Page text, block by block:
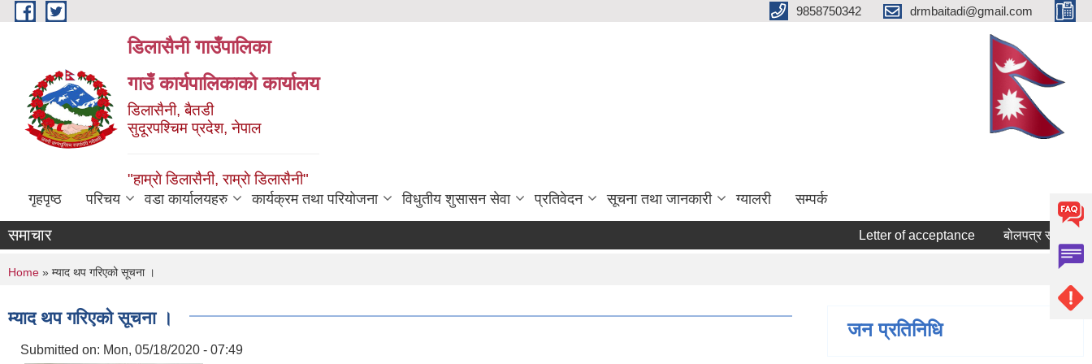
Skip to main content 9858750342 drmbaitadi@gmail.com
डिलासैनी गाउँपालिका
गाउँ कार्यपालिकाको कार्यालय
डिलासैनी, बैतडी
सुदूरपश्चिम प्रदेश, नेपाल
"हाम्राे डिलासैनी, राम्राे डिलासैनी"
गृहपृष्ठ परिचय वडा कार्यालयहरु कार्यक्रम तथा परियोजना विधुतीय शुसासन सेवा प्रतिवेदन सूचना तथा जानकारी ग्यालरी सम्पर्क
समाचार Letter of acceptance बोलपत्र स्वीकृत गर्ने
You are here
Home » म्याद थप गरिएको सूचना ।
म्याद थप गरिएको सूचना ।
Submitted on: Mon, 05/18/2020 - 07:49
जन प्रतिनिधि